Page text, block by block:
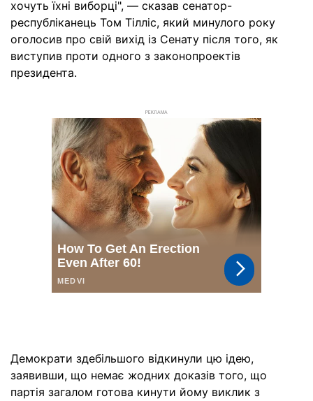
хочуть їхні виборці", — сказав сенатор-
республіканець Том Тілліс, який минулого року
оголосив про свій вихід із Сенату після того, як
виступив проти одного з законопроектів
президента.
РЕКЛАМА
Демократи здебільшого відкинули цю ідею,
заявивши, що немає жодних доказів того, що
партія загалом готова кинути йому виклик з